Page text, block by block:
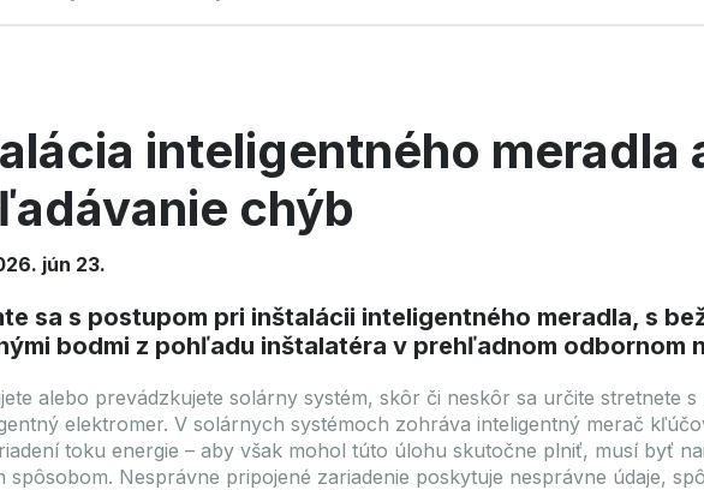
inteligentného meradla
chýb
jún 23.
sa s postupom pri inštalácii inteligentného meradla, s
bodmi z pohľadu inštalatéra v prehľadnom odbornom
alebo prevádzkujete solárny systém, skôr či neskôr sa určite stretnete s
elektromer. V solárnych systémoch zohráva inteligentný merač
toku energie – aby však mohol túto úlohu skutočne plniť, musí byť
spôsobom. Nesprávne pripojené zariadenie poskytuje nesprávne údaje,